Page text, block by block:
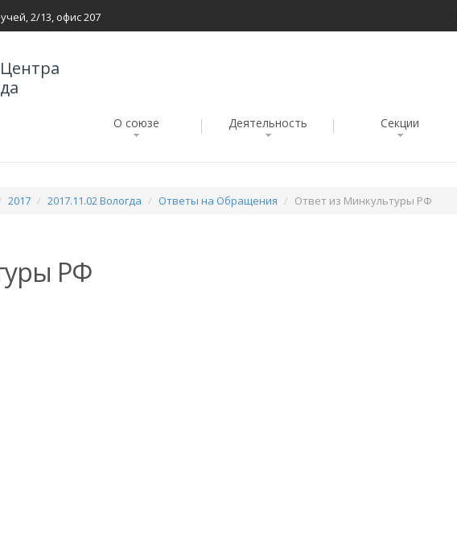
2/13, офис 207
О союзе Деятельность Секции
2017 2017.11.02 Вологда Ответы на Обращения Ответ из Минкультуры РФ
РФ